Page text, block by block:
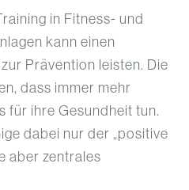
in Fitness- und
kann einen
Prävention leisten. Die
dass immer mehr
für ihre Gesundheit tun.
dabei nur der „positive
aber zentrales